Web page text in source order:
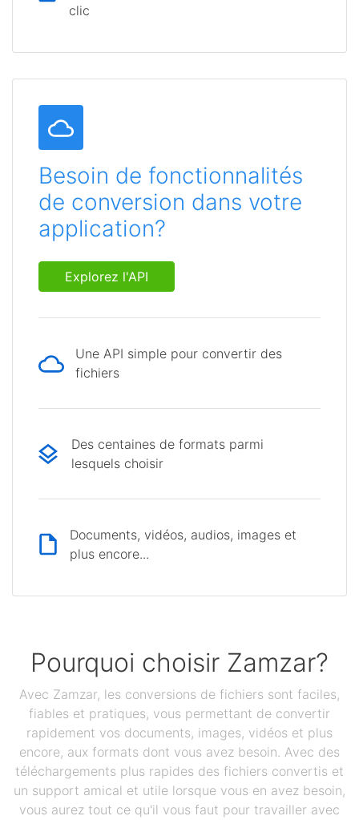
clic
Besoin de fonctionnalités
de conversion dans votre
application?
Explorez l'API
Une API simple pour convertir des
fichiers
Des centaines de formats parmi
lesquels choisir
Documents, vidéos, audios, images et
plus encore...
Pourquoi choisir Zamzar?
Avec Zamzar, les conversions de fichiers sont faciles,
fiables et pratiques, vous permettant de convertir
rapidement vos documents, images, vidéos et plus
encore, aux formats dont vous avez besoin. Avec des
téléchargements plus rapides des fichiers convertis et
un support amical et utile lorsque vous en avez besoin,
vous aurez tout ce qu'il vous faut pour travailler avec